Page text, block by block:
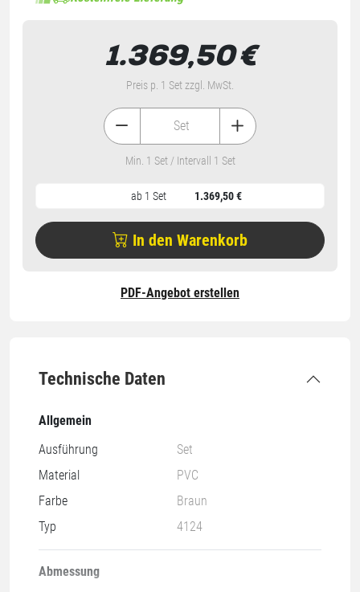
Technische Daten
Allgemein
Ausführung
Set
Material
PVC
Farbe
Braun
Typ
4124
Abmessung
1.369,50 €
Preis p. 1 Set zzgl. MwSt.
ab 1 Set 1.369,50 €
Set
Min. 1 Set / Intervall 1 Set
In den Warenkorb
PDF-Angebot erstellen